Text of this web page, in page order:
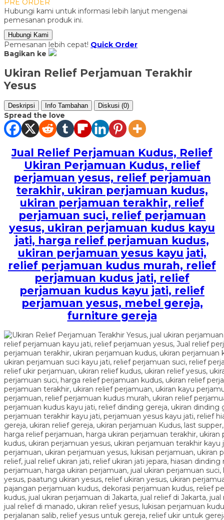
Hubungi kami untuk informasi lebih lanjut mengenai
pemesanan produk ini.
Hubungi Kami
Pemesanan lebih cepat! Quick Order
Bagikan ke
Ukiran Relief Perjamuan Terakhir
Yesus
Deskripsi Info Tambahan Diskusi (0)
Spread the love
Jual Relief Perjamuan Kudus, Relief
Ukiran Perjamuan Kudus, relief
perjamuan yesus, relief perjamuan
terakhir, ukiran perjamuan kudus,
ukiran perjamuan terakhir, relief
perjamuan suci, relief perjamuan
yesus, ukiran perjamuan kudus kayu
jati, harga relief perjamuan kudus,
ukiran perjamuan yesus kayu jati,
relief perjamuan kudus murah, relief
perjamuan kudus jati, relief
perjamuan kudus kayu jati, relief
perjamuan yesus, mebel gereja,
furniture gereja